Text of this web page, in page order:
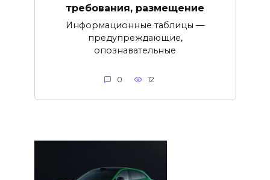
требования, размещение
Информационные таблицы —
предупреждающие,
опознавательные
0 12